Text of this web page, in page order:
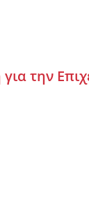
την